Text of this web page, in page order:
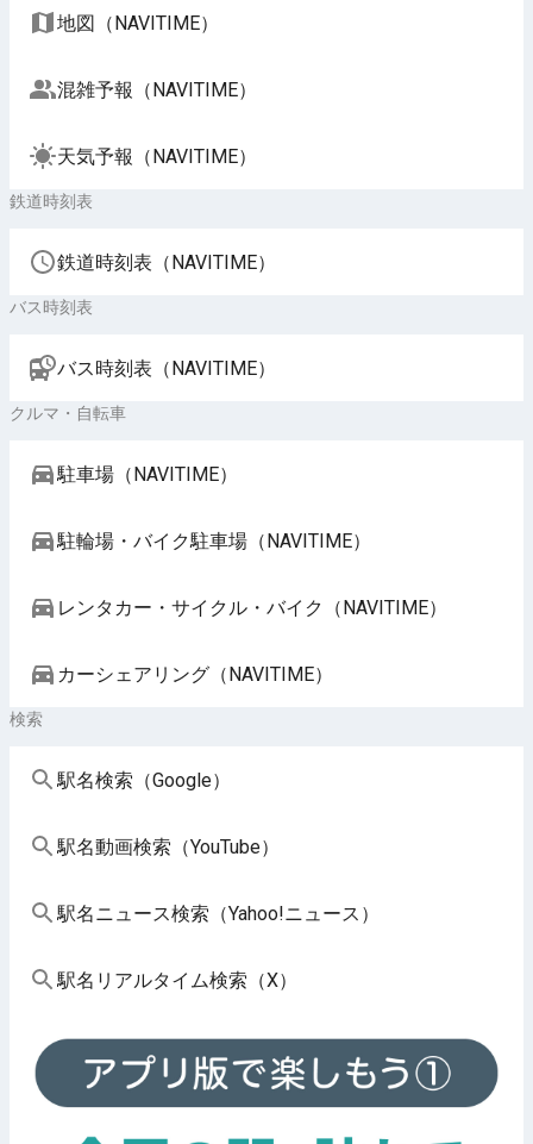
地図（NAVITIME）
混雑予報（NAVITIME）
天気予報（NAVITIME）
鉄道時刻表
鉄道時刻表（NAVITIME）
バス時刻表
バス時刻表（NAVITIME）
クルマ・自転車
駐車場（NAVITIME）
駐輪場・バイク駐車場（NAVITIME）
レンタカー・サイクル・バイク（NAVITIME）
カーシェアリング（NAVITIME）
検索
駅名検索（Google）
駅名動画検索（YouTube）
駅名ニュース検索（Yahoo!ニュース）
駅名リアルタイム検索（X）